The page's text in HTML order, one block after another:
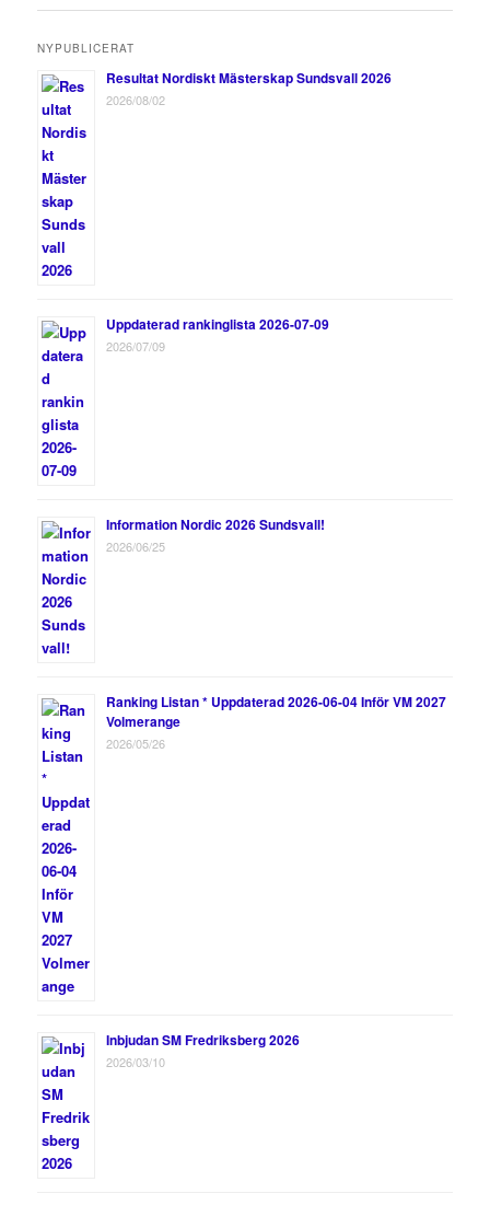
NYPUBLICERAT
Resultat Nordiskt Mästerskap Sundsvall 2026
2026/08/02
Uppdaterad rankinglista 2026-07-09
2026/07/09
Information Nordic 2026 Sundsvall!
2026/06/25
Ranking Listan * Uppdaterad 2026-06-04 Inför VM 2027
Volmerange
2026/05/26
Inbjudan SM Fredriksberg 2026
2026/03/10